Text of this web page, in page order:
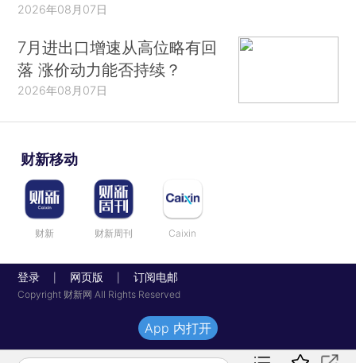
2026年08月07日
7月进出口增速从高位略有回
落 涨价动力能否持续？
2026年08月07日
财新移动
财新 财新周刊 Caixin
登录 网页版 订阅电邮
Copyright 财新网 All Rights Reserved
App 内打开